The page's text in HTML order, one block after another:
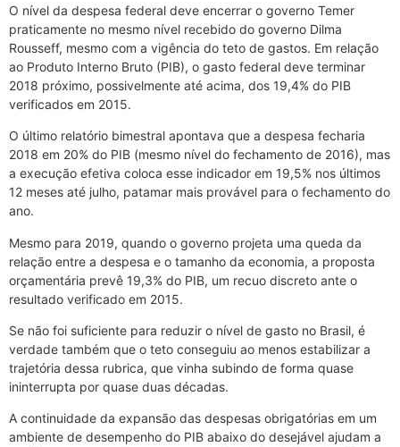
O nível da despesa federal deve encerrar o governo Temer
praticamente no mesmo nível recebido do governo Dilma
Rousseff, mesmo com a vigência do teto de gastos. Em relação
ao Produto Interno Bruto (PIB), o gasto federal deve terminar
2018 próximo, possivelmente até acima, dos 19,4% do PIB
verificados em 2015.
O último relatório bimestral apontava que a despesa fecharia
2018 em 20% do PIB (mesmo nível do fechamento de 2016), mas
a execução efetiva coloca esse indicador em 19,5% nos últimos
12 meses até julho, patamar mais provável para o fechamento do
ano.
Mesmo para 2019, quando o governo projeta uma queda da
relação entre a despesa e o tamanho da economia, a proposta
orçamentária prevê 19,3% do PIB, um recuo discreto ante o
resultado verificado em 2015.
Se não foi suficiente para reduzir o nível de gasto no Brasil, é
verdade também que o teto conseguiu ao menos estabilizar a
trajetória dessa rubrica, que vinha subindo de forma quase
ininterrupta por quase duas décadas.
A continuidade da expansão das despesas obrigatórias em um
ambiente de desempenho do PIB abaixo do desejável ajudam a